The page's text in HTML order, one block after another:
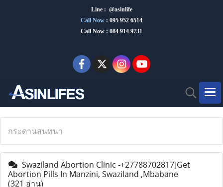
Line : @asinlife
Call Now : 095 952 6514
Call Now : 084 914 9731
กระดานสนทนา
Swaziland Abortion Clinic -+27788702817]Get
Abortion Pills In Manzini, Swaziland ,Mbabane
(321 อ่าน)